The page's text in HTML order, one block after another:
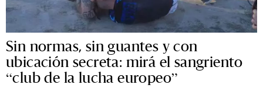
Sin normas, sin guantes y con
ubicación secreta: mirá el sangriento
“club de la lucha europeo”